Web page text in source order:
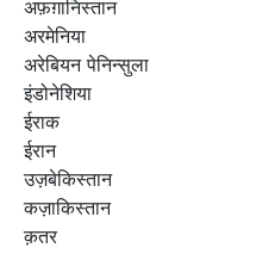
अफ़ग़ानिस्तान
अरमेनिया
अरेबियन पेनिन्सुला
इंडोनेशिया
ईराक
ईरान
उज़बेकिस्तान
कज़ाकिस्तान
क़तर